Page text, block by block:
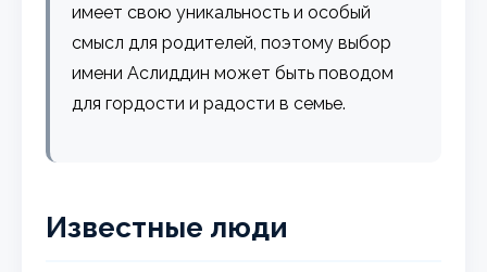
имеет свою уникальность и особый
смысл для родителей, поэтому выбор
имени Аслиддин может быть поводом
для гордости и радости в семье.
Известные люди